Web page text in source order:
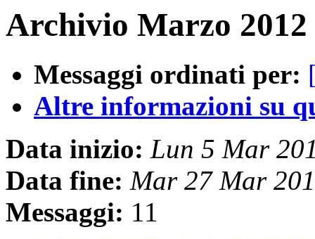
Archivio Marzo
Messaggi ordinati per:
Altre informazioni su
Data inizio: Lun 5 Mar
Data fine: Mar 27 Mar
Messaggi: 11